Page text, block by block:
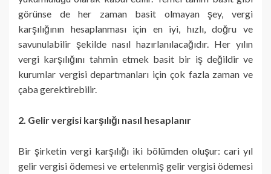
görünse de her zaman basit olmayan şey, vergi
karşılığının hesaplanması için en iyi, hızlı, doğru ve
savunulabilir şekilde nasıl hazırlanılacağıdır. Her yılın
vergi karşılığını tahmin etmek basit bir iş değildir ve
kurumlar vergisi departmanları için çok fazla zaman ve
çaba gerektirebilir.
2. Gelir vergisi karşılığı nasıl hesaplanır
Bir şirketin vergi karşılığı iki bölümden oluşur: cari yıl
gelir vergisi ödemesi ve ertelenmiş gelir vergisi ödemesi